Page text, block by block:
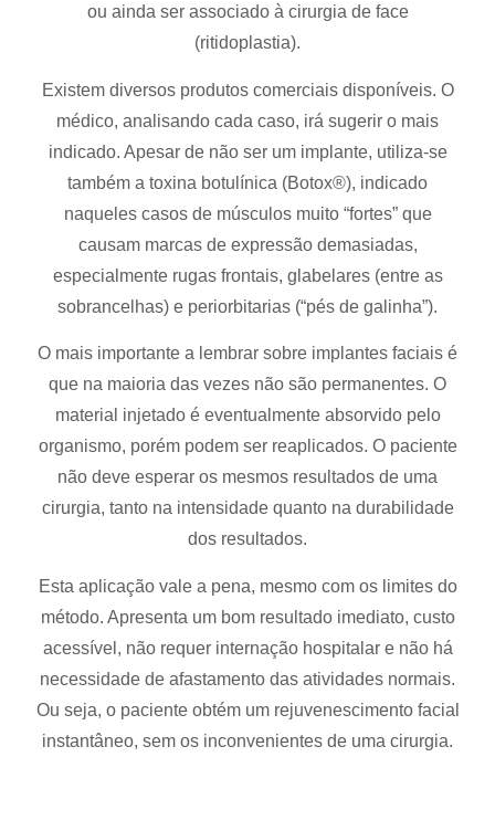
ou ainda ser associado à cirurgia de face
(ritidoplastia).
Existem diversos produtos comerciais disponíveis. O
médico, analisando cada caso, irá sugerir o mais
indicado. Apesar de não ser um implante, utiliza-se
também a toxina botulínica (Botox®), indicado
naqueles casos de músculos muito “fortes” que
causam marcas de expressão demasiadas,
especialmente rugas frontais, glabelares (entre as
sobrancelhas) e periorbitarias (“pés de galinha”).
O mais importante a lembrar sobre implantes faciais é
que na maioria das vezes não são permanentes. O
material injetado é eventualmente absorvido pelo
organismo, porém podem ser reaplicados. O paciente
não deve esperar os mesmos resultados de uma
cirurgia, tanto na intensidade quanto na durabilidade
dos resultados.
Esta aplicação vale a pena, mesmo com os limites do
método. Apresenta um bom resultado imediato, custo
acessível, não requer internação hospitalar e não há
necessidade de afastamento das atividades normais.
Ou seja, o paciente obtém um rejuvenescimento facial
instantâneo, sem os inconvenientes de uma cirurgia.